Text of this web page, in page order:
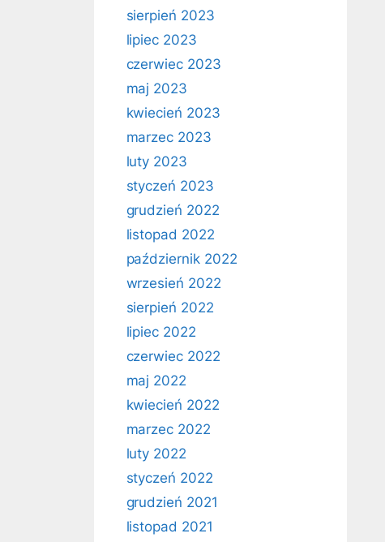
sierpień 2023
lipiec 2023
czerwiec 2023
maj 2023
kwiecień 2023
marzec 2023
luty 2023
styczeń 2023
grudzień 2022
listopad 2022
październik 2022
wrzesień 2022
sierpień 2022
lipiec 2022
czerwiec 2022
maj 2022
kwiecień 2022
marzec 2022
luty 2022
styczeń 2022
grudzień 2021
listopad 2021